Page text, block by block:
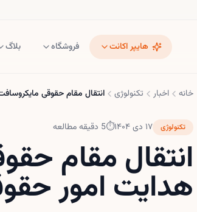
هایپر اکانت فروشگاه بلاگ
خانه اخبار تکنولوژی انتقال مقام حقوقی
تکنولوژی ۱۷ دی ۱۴۰۴ ⏱
5 دقیقه مطالعه
انتقال مقام
هدایت امور